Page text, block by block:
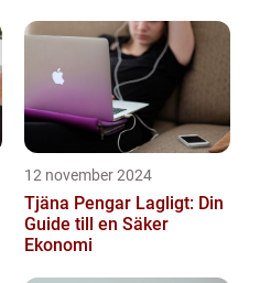
12 november 2024
Tjäna Pengar Lagligt: Din
Guide till en Säker
Ekonomi